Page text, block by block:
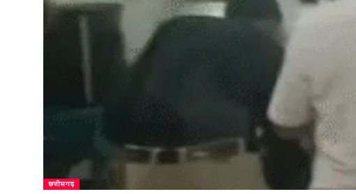
छत्तीसगढ़